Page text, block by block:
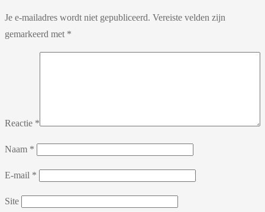
Je e-mailadres wordt niet gepubliceerd. Vereiste velden zijn
gemarkeerd met *
Reactie *
Naam *
E-mail *
Site